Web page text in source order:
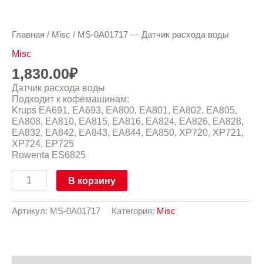
Главная / Misc / MS-0A01717 — Датчик расхода воды
Misc
1,830.00₽
Датчик расхода воды
Подходит к кофемашинам:
Krups EA691, EA693, EA800, EA801, EA802, EA805,
EA808, EA810, EA815, EA816, EA824, EA826, EA828,
EA832, EA842, EA843, EA844, EA850, XP720, XP721,
XP724, EP725
Rowenta ES6825
В корзину
Артикул: MS-0A01717 Категория: Misc